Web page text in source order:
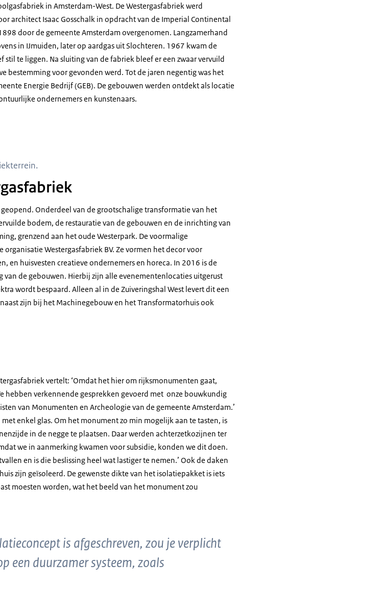
in Amsterdam-West. De Westergasfabriek werd
architect Isaac Gosschalk in opdracht van de Imperial Continental
door de gemeente Amsterdam overgenomen. Langzamerhand
in IJmuiden, later op aardgas uit Slochteren. 1967 kwam de
te liggen. Na sluiting van de fabriek bleef er een zwaar vervuild
bestemming voor gevonden werd. Tot de jaren negentig was het
Energie Bedrijf (GEB). De gebouwen werden ontdekt als locatie
ondernemers en kunstenaars.
West op het terrein van de Westergasfabriek
Onderdeel van de grootschalige transformatie van het
bodem, de restauratie van de gebouwen en de inrichting van
grenzend aan het oude Westerpark. De voormalige
Westergasfabriek BV. Ze vormen het decor voor
en huisvesten creatieve ondernemers en horeca. In 2016 is de
van de gebouwen. Hierbij zijn alle evenementenlocaties uitgerust
wordt bespaard. Alleen al in de Zuiveringshal West levert dit een
zijn bij het Machinegebouw en het Transformatorhuis ook
vertelt: ‘Omdat het hier om rijksmonumenten gaat,
hebben verkennende gesprekken gevoerd met onze bouwkundig
van Monumenten en Archeologie van de gemeente Amsterdam.’
enkel glas. Om het monument zo min mogelijk aan te tasten, is
in de negge te plaatsen. Daar werden achterzetkozijnen ter
we in aanmerking kwamen voor subsidie, konden we dit doen.
en is die beslissing heel wat lastiger te nemen.’ Ook de daken
zijn geïsoleerd. De gewenste dikte van het isolatiepakket is iets
moesten worden, wat het beeld van het monument zou
is afgeschreven, zou je verplicht
een duurzamer systeem, zoals